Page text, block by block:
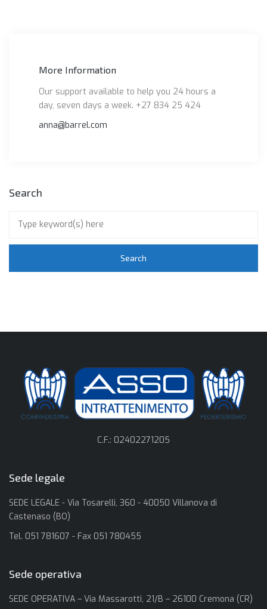
More Information
Our support available to help you 24 hours a
day, seven days a week. +27 834 25 424
anna@barrel.com
Search
C.F.: 02402271205
Sede legale
SEDE LEGALE - Via Tosarelli, 360 - 40050 Villanova di
Castenaso (BO)
Tel. 051 781607 - Fax 051 780455
Sede operativa
SEDE OPERATIVA – Via Massarotti, 21/B – 26100 Cremona (CR)